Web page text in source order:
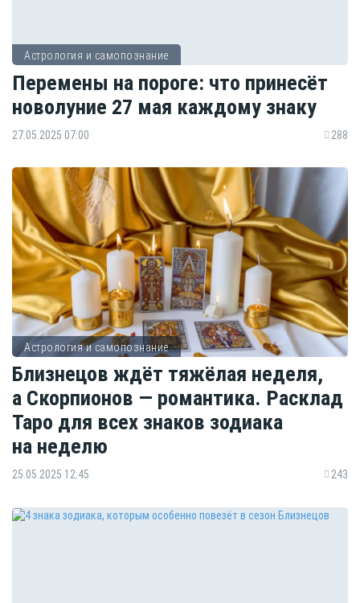
Астрология и самопознание
Перемены на пороге: что принесёт
новолуние 27 мая каждому знаку
27.05.2025 07:00 288
Астрология и самопознание
Близнецов ждёт тяжёлая неделя,
а Скорпионов — романтика. Расклад
Таро для всех знаков зодиака
на неделю
25.05.2025 12:45 243